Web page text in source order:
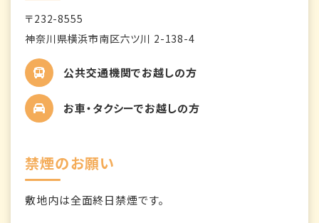
〒232-8555
神奈川県横浜市南区六ツ川 2-138-4
公共交通機関でお越しの方
お車・タクシーでお越しの方
禁煙のお願い
敷地内は全面終日禁煙です。